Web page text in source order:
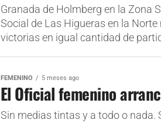
Granada de Holmberg en la Zona
Social de Las Higueras en la
victorias en igual cantidad de
FEMENINO 5 meses ago
El Oficial femenino
Sin medias tintas y a todo o nada.